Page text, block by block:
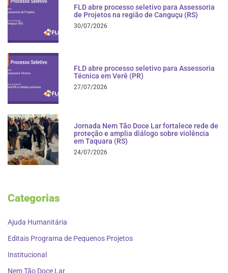
FLD abre processo seletivo para Assessoria
de Projetos na região de Canguçu (RS)
30/07/2026
FLD abre processo seletivo para Assessoria
Técnica em Verê (PR)
27/07/2026
Jornada Nem Tão Doce Lar fortalece rede de
proteção e amplia diálogo sobre violência
em Taquara (RS)
24/07/2026
Categorias
Ajuda Humanitária
Editais Programa de Pequenos Projetos
Institucional
Nem Tão Doce Lar